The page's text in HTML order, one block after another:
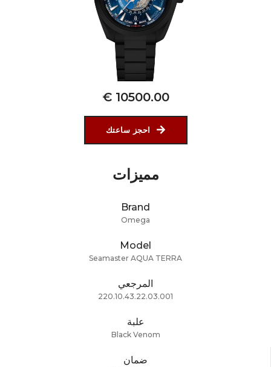
€ 10500.00
مميزات
Brand
Omega
Model
Seamaster AQUA TERRA
المرجعي
220.10.43.22.03.001
علبة
Black Venom
ضمان